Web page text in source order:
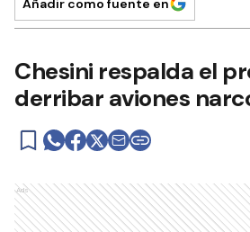
Añadir como fuente en
Chesini respalda el
derribar aviones
Ads